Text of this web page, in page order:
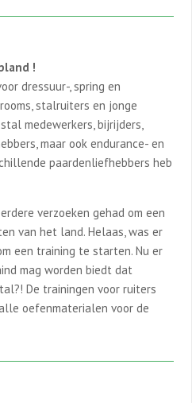
!
dressuur-, spring en
stalruiters en jonge
medewerkers, bijrijders,
maar ook endurance- en
paardenliefhebbers heb
verzoeken gehad om een
van het land. Helaas, was er
een training te starten. Nu er
mag worden biedt dat
De trainingen voor ruiters
oefenmaterialen voor de